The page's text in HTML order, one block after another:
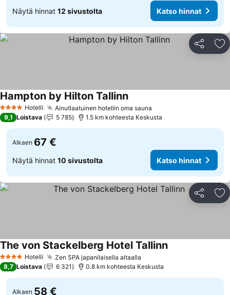
Näytä hinnat 12 sivustolta Katso hinnat
Jaa
4 Tähtiluokitus
Hotelli Ainutlaatuinen hotellin oma sauna
Hampton by Hilton TallinnKatso hinnat
9,1 Loistava 5 785 1.5 km kohteesta Keskusta
Alkaen 67 €
Näytä hinnat 10 sivustolta Katso hinnat
Jaa
4 Tähtiluokitus
Hotelli Zen SPA japanilaisella altaalla
The von Stackelberg Hotel TallinnKatso hinnat
8,7 Loistava 6 321 0.8 km kohteesta Keskusta
Alkaen 58 €